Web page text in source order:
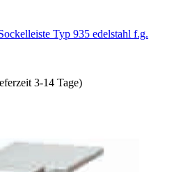
Typ 935 edelstahl f.g.
3-14 Tage)